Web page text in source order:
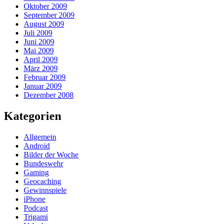
Oktober 2009
September 2009
August 2009
Juli 2009
Juni 2009
Mai 2009
April 2009
März 2009
Februar 2009
Januar 2009
Dezember 2008
Kategorien
Allgemein
Android
Bilder der Woche
Bundeswehr
Gaming
Geocaching
Gewinnspiele
iPhone
Podcast
Trigami